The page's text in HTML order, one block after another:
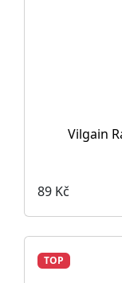
Vilgain
89 Kč
TOP